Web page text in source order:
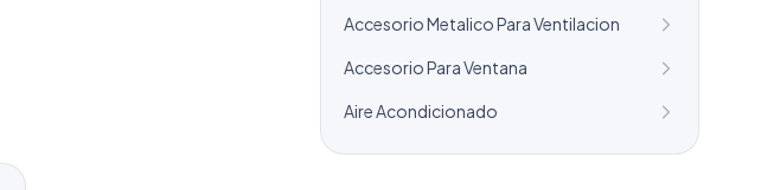
Accesorio Metalico Para Ventilacion
Accesorio Para Ventana
Aire Acondicionado